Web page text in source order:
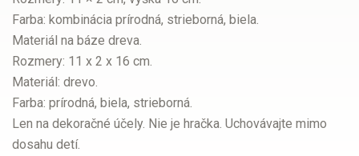
Farba: kombinácia prírodná, strieborná, biela.
Materiál na báze dreva.
Rozmery: 11 x 2 x 16 cm.
Materiál: drevo.
Farba: prírodná, biela, strieborná.
Len na dekoračné účely. Nie je hračka. Uchovávajte mimo
dosahu detí.